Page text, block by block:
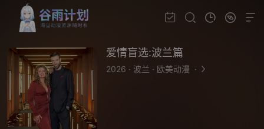
爱情盲选:波兰篇
2026 · 波兰 · 欧美动漫 ·